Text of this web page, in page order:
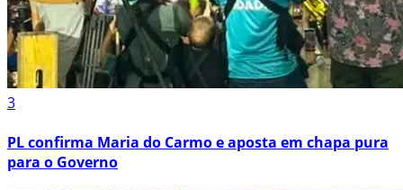
3
PL confirma Maria do Carmo e aposta em chapa pura
para o Governo